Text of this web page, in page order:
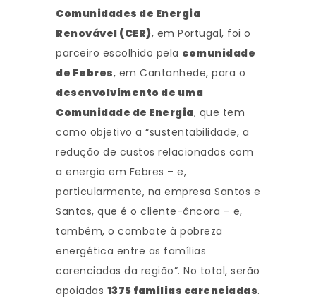
Comunidades de Energia
Renovável (CER), em Portugal, foi o
parceiro escolhido pela comunidade
de Febres, em Cantanhede, para o
desenvolvimento de uma
Comunidade de Energia, que tem
como objetivo a “sustentabilidade, a
redução de custos relacionados com
a energia em Febres – e,
particularmente, na empresa Santos e
Santos, que é o cliente-âncora – e,
também, o combate à pobreza
energética entre as famílias
carenciadas da região”. No total, serão
apoiadas 1375 famílias carenciadas.